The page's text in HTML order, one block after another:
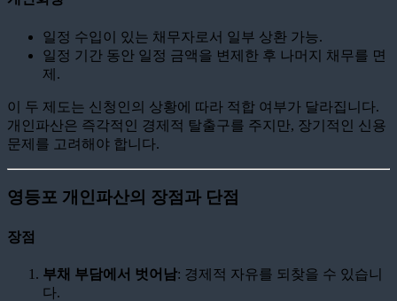
일정 수입이 있는 채무자로서 일부 상환 가능.
일정 기간 동안 일정 금액을 변제한 후 나머지 채무를 면
제.
이 두 제도는 신청인의 상황에 따라 적합 여부가 달라집니다.
개인파산은 즉각적인 경제적 탈출구를 주지만, 장기적인 신용
문제를 고려해야 합니다.
영등포 개인파산의 장점과 단점
장점
부채 부담에서 벗어남: 경제적 자유를 되찾을 수 있습니
다.